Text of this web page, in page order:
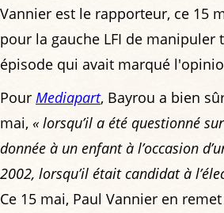
Vannier est le rapporteur, ce 15
pour la gauche LFI de
épisode qui avait marqué
Pour Mediapart, Bayrou a bien
mai, « lorsqu’il a été questionné
donnée à un enfant à l’occasion
2002, lorsqu’il était candidat à
Ce 15 mai, Paul Vannier en